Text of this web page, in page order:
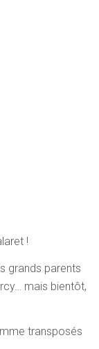
!
grands parents
mais bientôt,
transposés